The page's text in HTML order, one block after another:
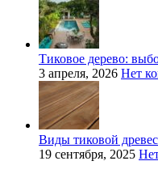
Тиковое дерево:
3 апреля, 2026 Нет
Виды тиковой
19 сентября, 2025